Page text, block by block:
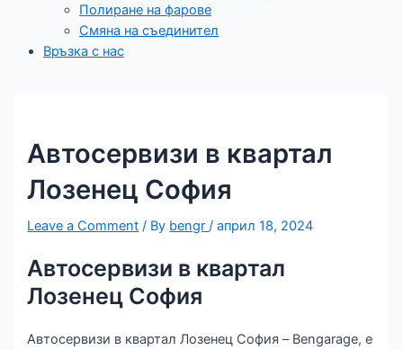
Полиране на фарове
Смяна на съединител
Връзка с нас
Автосервизи в квартал
Лозенец София
Leave a Comment / By bengr/април 18, 2024
Автосервизи в квартал
Лозенец София
Автосервизи в квартал Лозенец София – Bengarage, е